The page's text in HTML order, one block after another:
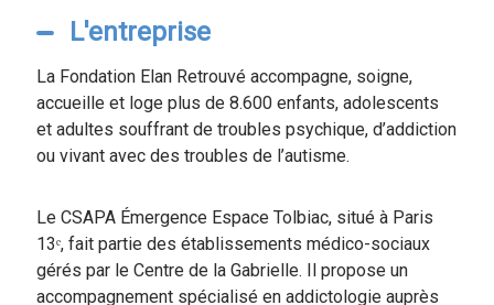
L'entreprise
La Fondation Elan Retrouvé accompagne, soigne,
accueille et loge plus de 8.600 enfants, adolescents
et adultes souffrant de troubles psychique, d’addiction
ou vivant avec des troubles de l’autisme.
Le CSAPA Émergence Espace Tolbiac, situé à Paris
13ᵉ, fait partie des établissements médico-sociaux
gérés par le Centre de la Gabrielle. Il propose un
accompagnement spécialisé en addictologie auprès